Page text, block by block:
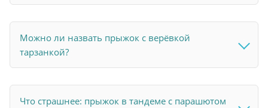
Можно ли назвать прыжок с верёвкой
тарзанкой?
Что страшнее: прыжок в тандеме с парашютом